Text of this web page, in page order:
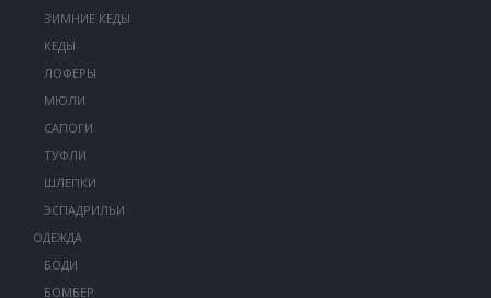
ЗИМНИЕ КЕДЫ
КЕДЫ
ЛОФЕРЫ
МЮЛИ
САПОГИ
ТУФЛИ
ШЛЕПКИ
ЭСПАДРИЛЬИ
ОДЕЖДА
БОДИ
БОМБЕР